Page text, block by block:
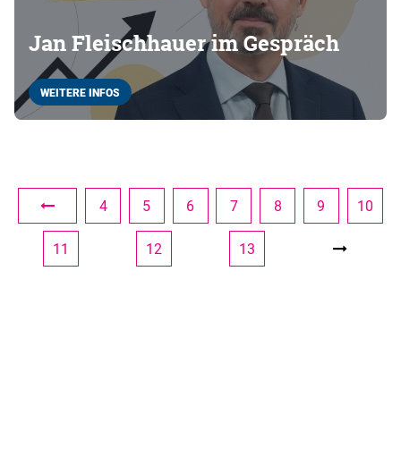
Jan Fleischhauer im Gespräch
WEITERE INFOS
4 5 6 7 8 9 10
11 12 13